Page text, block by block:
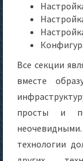
Все секции
вместе
просты и
технологии